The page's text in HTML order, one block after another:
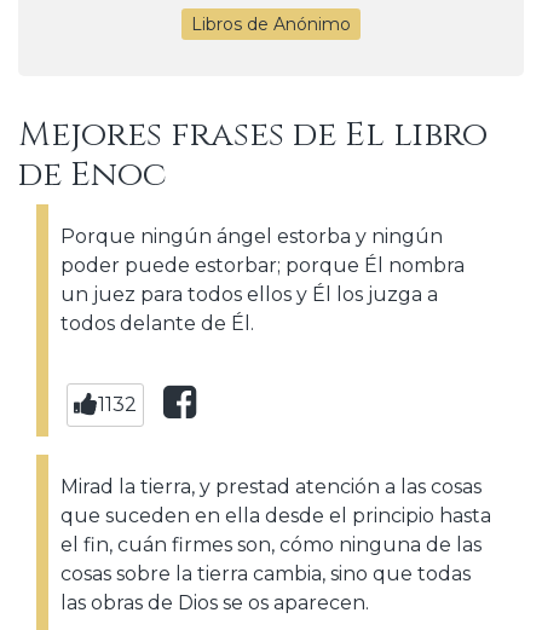
Libros de Anónimo
Mejores frases de El libro
de Enoc
Porque ningún ángel estorba y ningún
poder puede estorbar; porque Él nombra
un juez para todos ellos y Él los juzga a
todos delante de Él.
1132
Mirad la tierra, y prestad atención a las cosas
que suceden en ella desde el principio hasta
el fin, cuán firmes son, cómo ninguna de las
cosas sobre la tierra cambia, sino que todas
las obras de Dios se os aparecen.